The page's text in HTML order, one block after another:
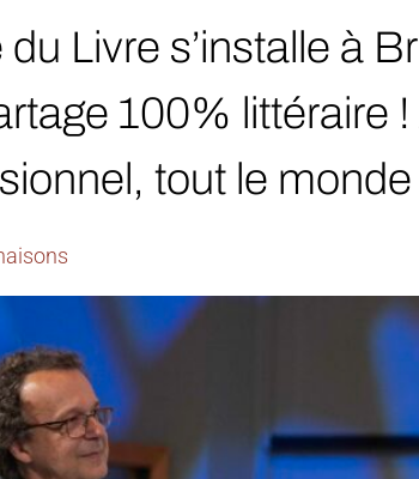
du Livre s’installe à
100% littéraire
tout le